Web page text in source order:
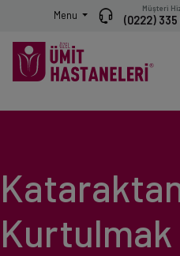
Menu
Müşteri
(0222) 335
Kurtulmak